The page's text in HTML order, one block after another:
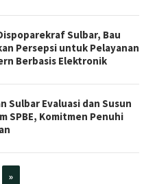
Sulbar, Bau
Persepsi untuk Pelayanan
Berbasis Elektronik
Sulbar Evaluasi dan Susun
SPBE, Komitmen Penuhi
»